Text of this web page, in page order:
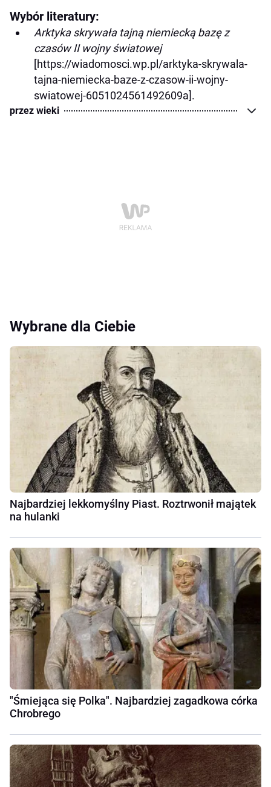
Wybór literatury:
Arktyka skrywała tajną niemiecką bazę z
czasów II wojny światowej
[https://wiadomosci.wp.pl/arktyka-skrywala-
tajna-niemiecka-baze-z-czasow-ii-wojny-
swiatowej-6051024561492609a].
przez wieki
Wybrane dla Ciebie
Najbardziej lekkomyślny Piast. Roztrwonił majątek
na hulanki
"Śmiejąca się Polka". Najbardziej zagadkowa córka
Chrobrego